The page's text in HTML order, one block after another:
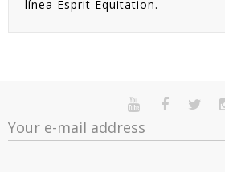
línea Esprit Equitation.